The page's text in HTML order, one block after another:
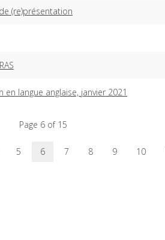
(re)présentation
langue anglaise, janvier 2021
Page 6 of 15
5 6 7 8 9 10